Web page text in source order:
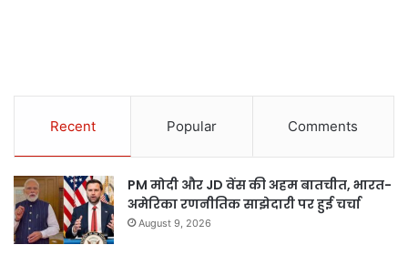
Recent Popular Comments
PM मोदी और JD वेंस की अहम बातचीत, भारत-
अमेरिका रणनीतिक साझेदारी पर हुई चर्चा
August 9, 2026